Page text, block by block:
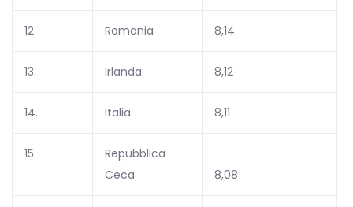
12. Romania 8,14
13. Irlanda 8,12
14. Italia 8,11
15.
Repubblica
Ceca
8,08